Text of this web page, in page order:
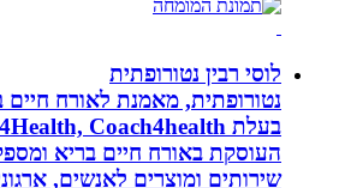
לוסי רבין נטורופתית
נטורופתית, מאמנת לאורח חיים
העוסקת באורח חיים בריא ומספקת
שירותים ומוצרים לאנשים, ארגונים